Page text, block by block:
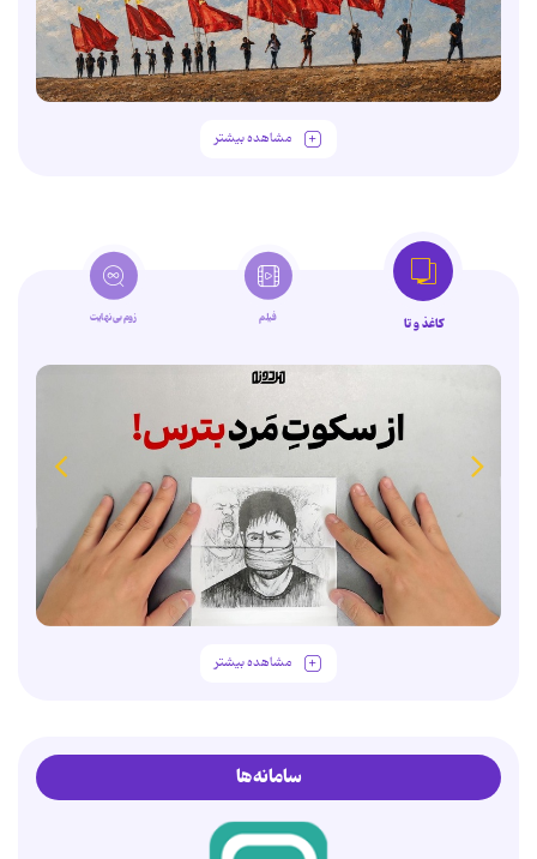
مشاهده بیشتر
کاغذ و تا فیلم زوم‌بی‌نهایت
مشاهده بیشتر
سامانه‌ها